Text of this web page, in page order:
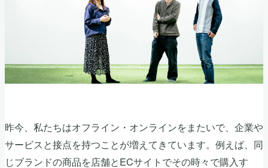
昨今、私たちはオフライン・オンラインをまたいで、企業や
サービスと接点を持つことが増えてきています。例えば、同
じブランドの商品を店舗とECサイトでその時々で購入す